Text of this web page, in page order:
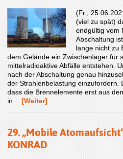
(Fr.,
(viel zu spät)
endgültig vom
Abschaltung
lange nicht zu
dem Gelände ein Zwischenlager für
mittelradioaktive Abfälle entstehen.
nach der Abschaltung genau
der Strahlenbelastung einzufordern.
dass die Brennelemente erst aus
in… [Weiter]
29. „Mobile
KONRAD